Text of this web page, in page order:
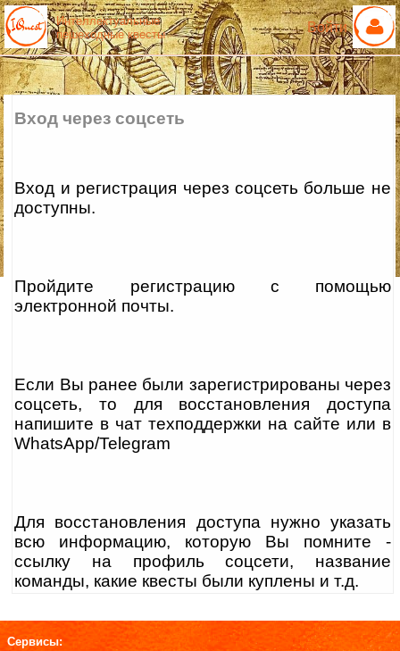
Интеллектуальные
пешеходные квесты
Войти
Вход через соцсеть
Вход и регистрация через соцсеть больше не
доступны.
Пройдите регистрацию с помощью
электронной почты.
Если Вы ранее были зарегистрированы через
соцсеть, то для восстановления доступа
напишите в чат техподдержки на сайте или в
WhatsApp/Telegram
Для восстановления доступа нужно указать
всю информацию, которую Вы помните -
ссылку на профиль соцсети, название
команды, какие квесты были куплены и т.д.
Сервисы: